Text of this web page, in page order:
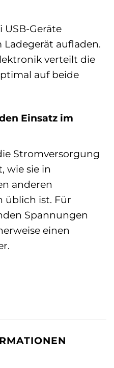
USB-Geräte
aufladen.
verteilt die
auf beide
Einsatz im
Stromversorgung
wie sie in
anderen
üblich ist. Für
Spannungen
einen